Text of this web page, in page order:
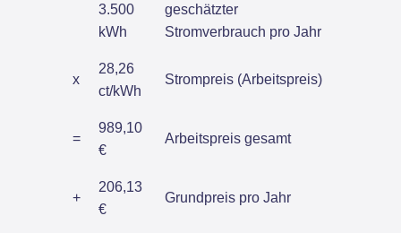
3.500
kWh
geschätzter
Stromverbrauch pro Jahr
x
28,26
ct/kWh
Strompreis (Arbeitspreis)
=
989,10
€
Arbeitspreis gesamt
+
206,13
€
Grundpreis pro Jahr